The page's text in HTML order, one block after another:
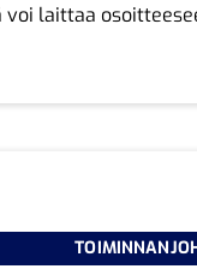
voi laittaa